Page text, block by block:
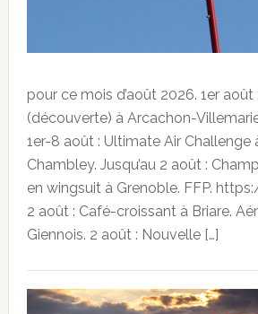
pour ce mois d’août 2026. 1er
(découverte) à Arcachon-
1er-8 août : Ultimate Air Challenge
Chambley. Jusqu’au 2 août :
en wingsuit à Grenoble. FFP.
2 août : Café-croissant à Briare.
Giennois. 2 août : Nouvelle […]